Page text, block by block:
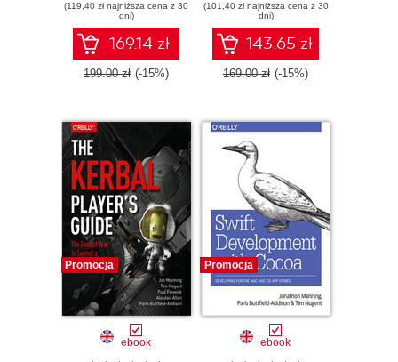
(119,40 zł najniższa cena z 30
dni)
169.14 zł
199.00 zł (-15%)
(101,40 zł najniższa cena z 30
dni)
143.65 zł
169.00 zł (-15%)
Promocja
ebook
Promocja
ebook